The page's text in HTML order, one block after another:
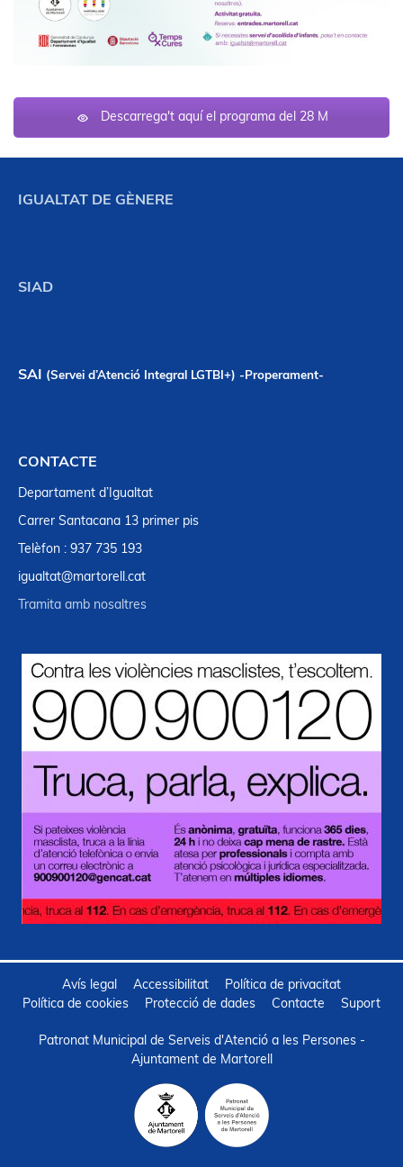
Descarrega't aquí el programa del 28 M
IGUALTAT DE GÈNERE
SIAD
SAI (Servei d’Atenció Integral LGTBI+) -Properament-
CONTACTE
Departament d’Igualtat
Carrer Santacana 13 primer pis
Telèfon : 937 735 193
igualtat@martorell.cat
Tramita amb nosaltres
Avís legal Accessibilitat
Política de privacitat
Política de cookies
Protecció de dades Contacte Suport
Patronat Municipal de Serveis d'Atenció a les Persones -
Ajuntament de Martorell